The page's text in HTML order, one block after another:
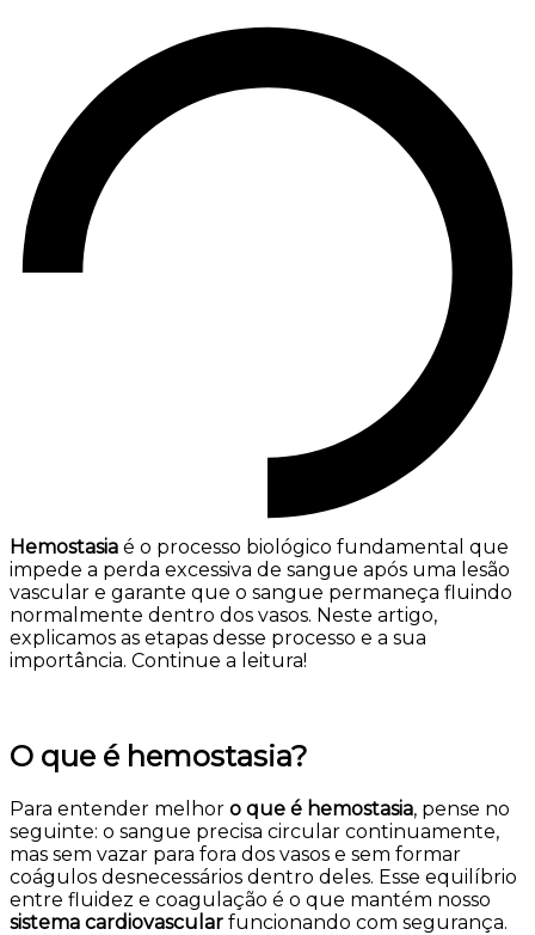
Hemostasia é o processo biológico fundamental que
impede a perda excessiva de sangue após uma lesão
vascular e garante que o sangue permaneça fluindo
normalmente dentro dos vasos. Neste artigo,
explicamos as etapas desse processo e a sua
importância. Continue a leitura!
O que é hemostasia?
Para entender melhor o que é hemostasia, pense no
seguinte: o sangue precisa circular continuamente,
mas sem vazar para fora dos vasos e sem formar
coágulos desnecessários dentro deles. Esse equilíbrio
entre fluidez e coagulação é o que mantém nosso
sistema cardiovascular funcionando com segurança.